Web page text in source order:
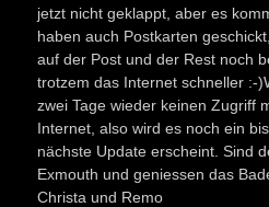
jetzt nicht geklappt, aber es
haben auch Postkarten
auf der Post und der Rest noch
trotzem das Internet schneller :-
zwei Tage wieder keinen Zugriff
Internet, also wird es noch ein
nächste Update erscheint. Sind
Exmouth und geniessen das
Christa und Remo